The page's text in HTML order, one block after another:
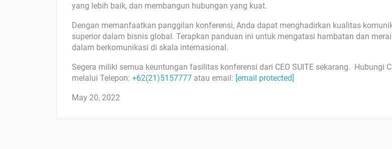
yang lebih baik, dan membangun hubungan yang kuat.
Dengan memanfaatkan panggilan konferensi, Anda dapat menghadirkan kualitas
superior dalam bisnis global. Terapkan panduan ini untuk mengatasi hambatan dan
dalam berkomunikasi di skala internasional.
Segera miliki semua keuntungan fasilitas konferensi dari CEO SUITE sekarang. Hubungi
melalui Telepon: +62(21)5157777 atau email: [email protected]
May 20, 2022